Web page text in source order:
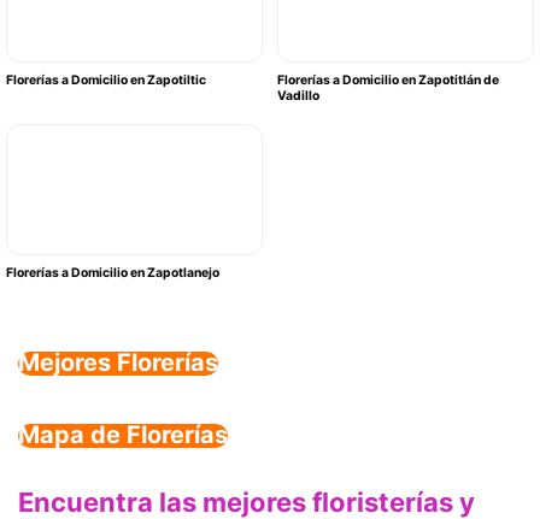
Florerías a Domicilio en Zapotiltic
Florerías a Domicilio en Zapotitlán de
Vadillo
Florerías a Domicilio en Zapotlanejo
Mejores Florerías
Mapa de Florerías
Encuentra las mejores floristerías y